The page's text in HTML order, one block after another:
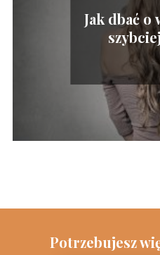
Jak dbać o
Potrzebujesz